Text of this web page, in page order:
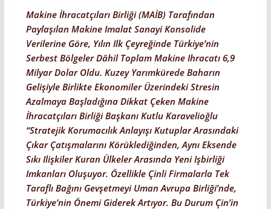
Makine İhracatçıları Birliği (MAİB) Tarafından
Paylaşılan Makine Imalat Sanayi Konsolide
Verilerine Göre, Yılın Ilk Çeyreğinde Türkiye’nin
Serbest Bölgeler Dâhil Toplam Makine Ihracatı 6,9
Milyar Dolar Oldu. Kuzey Yarımkürede Baharın
Gelişiyle Birlikte Ekonomiler Üzerindeki Stresin
Azalmaya Başladığına Dikkat Çeken Makine
İhracatçıları Birliği Başkanı Kutlu Karavelioğlu
“Stratejik Korumacılık Anlayışı Kutuplar Arasındaki
Çıkar Çatışmalarını Körüklediğinden, Aynı Eksende
Sıkı Ilişkiler Kuran Ülkeler Arasında Yeni Işbirliği
Imkanları Oluşuyor. Özellikle Çinli Firmalarla Tek
Taraflı Bağını Gevşetmeyi Uman Avrupa Birliği’nde,
Türkiye’nin Önemi Giderek Artıyor. Bu Durum Çin’in